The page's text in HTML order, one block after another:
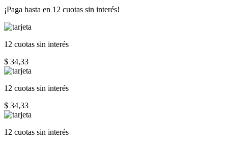
¡Paga hasta en 12 cuotas sin interés!
12 cuotas sin interés
$ 34,33
12 cuotas sin interés
$ 34,33
12 cuotas sin interés